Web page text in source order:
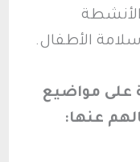
الأطفال.
على مواضيع
عنها: